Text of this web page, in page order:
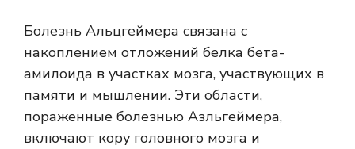
Болезнь Альцгеймера связана с
накоплением отложений белка бета-
амилоида в участках мозга, участвующих в
памяти и мышлении. Эти области,
пораженные болезнью Азльгеймера,
включают кору головного мозга и